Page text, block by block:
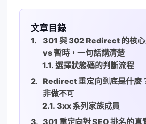
文章目錄
301 與 302 Redirect 的核心
vs 暫時，一句話講清楚
選擇狀態碼的判斷流程
Redirect 重定向到底是什麼
非做不可
3xx 系列家族成員
301 重定向對 SEO 排名的真